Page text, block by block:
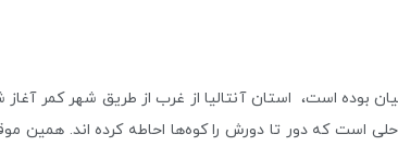
است که دور تا دورش را کوه‌ها احاطه کرده‌ اند. همین